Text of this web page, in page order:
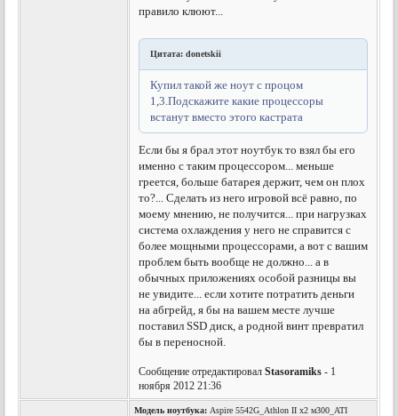
правило клюют...
Цитата: donetskii
Купил такой же ноут с процом
1,3.Подскажите какие процессоры
встанут вместо этого кастрата
Если бы я брал этот ноутбук то взял бы его
именно с таким процессором... меньше
греется, больше батарея держит, чем он плох
то?... Сделать из него игровой всё равно, по
моему мнению, не получится... при нагрузках
система охлаждения у него не справится с
более мощными процессорами, а вот с вашим
проблем быть вообще не должно... а в
обычных приложениях особой разницы вы
не увидите... если хотите потратить деньги
на абгрейд, я бы на вашем месте лучше
поставил SSD диск, а родной винт превратил
бы в переносной.
Сообщение отредактировалStasoramiks - 1
ноября 2012 21:36
Модель ноутбука: Aspire 5542G_Athlon II x2 м300_ATI